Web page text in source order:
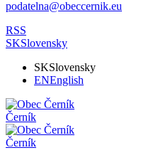
podatelna@obeccernik.eu
RSS
SKSlovensky
SKSlovensky
ENEnglish
Černík
Černík